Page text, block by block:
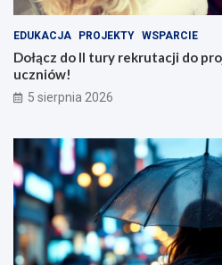
EDUKACJA PROJEKTY WSPARCIE
Dołącz do II tury rekrutacji do
uczniów!
5 sierpnia 2026